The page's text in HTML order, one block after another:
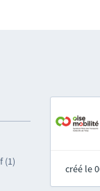
(1)
créé le